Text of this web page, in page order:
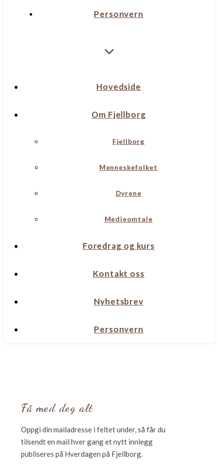
Personvern
Hovedside
Om Fjellborg
Fjellborg
Menneskefolket
Dyrene
Medieomtale
Foredrag og kurs
Kontakt oss
Nyhetsbrev
Personvern
Få med deg alt
Oppgi din mailadresse i feltet under, så får du
tilsendt en mail hver gang et nytt innlegg
publiseres på Hverdagen på Fjellborg.